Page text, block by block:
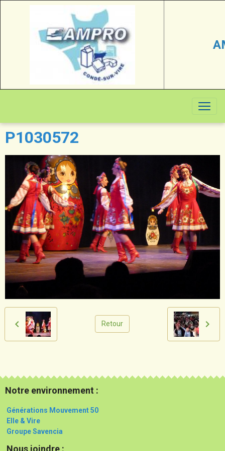
P1030572
Retour
Notre environnement :
Générations Mouvement 50
Elle & Vire
Groupe Savencia
Nous joindre :